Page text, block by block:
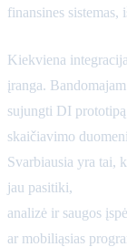
finansines
Kiekviena
įranga.
sujungti DI
skaičiavimo
Svarbiausia yra tai,
jau pasitiki,
analizė ir saugos
ar mobiliąsias